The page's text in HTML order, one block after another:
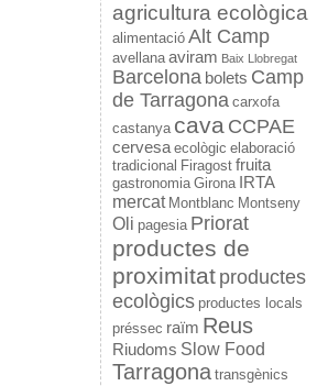
agricultura ecològica
alimentació Alt Camp
avellana aviram Baix Llobregat
Barcelona bolets Camp
de Tarragona carxofa
castanya cava CCPAE
cervesa ecològic elaboració
tradicional Firagost fruita
gastronomia Girona IRTA
mercat Montblanc Montseny
Oli pagesia Priorat
productes de
proximitat productes
ecològics productes locals
préssec raïm Reus
Riudoms Slow Food
Tarragona transgènics